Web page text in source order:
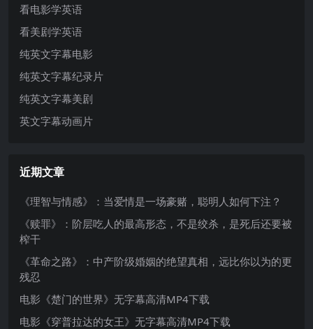
看电影学英语
看美剧学英语
纯英文字幕电影
纯英文字幕纪录片
纯英文字幕美剧
英文字幕动画片
近期文章
《理智与情感》：当爱情是一场豪赌，聪明人如何下注？
《赎罪》：阶层吃人的最高形态，不是绞杀，是死后还要被
榨干
《革命之路》：中产阶级婚姻的绝望真相，远比你以为的更
残忍
电影《楚门的世界》无字幕高清MP4下载
电影《穿普拉达的女王》无字幕高清MP4下载